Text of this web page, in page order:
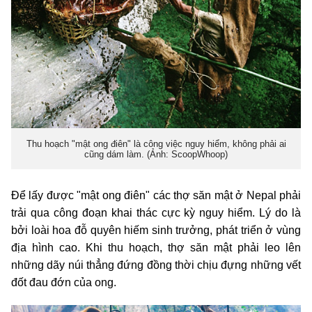
Thu hoạch "mật ong điên" là công việc nguy hiểm, không phải ai
cũng dám làm. (Ảnh: ScoopWhoop)
Để lấy được "mật ong điên" các thợ săn mật ở Nepal phải
trải qua công đoạn khai thác cực kỳ nguy hiểm. Lý do là
bởi loài hoa đỗ quyên hiếm sinh trưởng, phát triển ở vùng
địa hình cao. Khi thu hoạch, thợ săn mật phải leo lên
những dãy núi thẳng đứng đồng thời chịu đựng những vết
đốt đau đớn của ong.